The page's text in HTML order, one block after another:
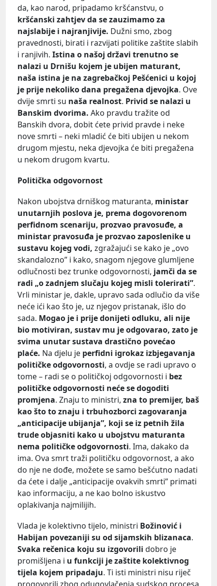
da, kao narod, pripadamo kršćanstvu, o
kršćanski zahtjev da se zauzimamo za
najslabije i najranjivije. Dužni smo, zbog
pravednosti, birati i razvijati politike zaštite slabih
i ranjivih. Istina o našoj državi trenutno se
nalazi u Drnišu kojem je ubijen maturant,
naša istina je na zagrebačkoj Pešćenici u kojoj
je prije nekoliko dana pregažena djevojka. Ove
dvije smrti su naša realnost. Privid se nalazi u
Banskim dvorima. Ako pravdu tražite od
Banskih dvora, dobit ćete privid pravde i neke
nove smrti – neki mladić će biti ubijen u nekom
drugom mjestu, neka djevojka će biti pregažena
u nekom drugom kvartu.
Politička odgovornost
Nakon ubojstva drniškog maturanta, ministar
unutarnjih poslova je, prema dogovorenom
perfidnom scenariju, prozvao pravosuđe, a
ministar pravosuđa je prozvao zaposlenike u
sustavu kojeg vodi, zgražajući se kako je „ovo
skandalozno” i kako, snagom njegove glumljene
odlučnosti bez trunke odgovornosti, jamči da se
radi „o zadnjem slučaju kojeg misli tolerirati”.
Vrli ministar je, dakle, upravo sada odlučio da više
neće ići kao što je, uz njegov pristanak, išlo do
sada. Mogao je i prije donijeti odluku, ali nije
bio motiviran, sustav mu je odgovarao, zato je
svima unutar sustava drastično povećao
plaće. Na djelu je perfidni igrokaz izbjegavanja
političke odgovornosti, a ovdje se radi upravo o
tome – radi se o političkoj odgovornosti i bez
političke odgovornosti neće se dogoditi
promjena. Znaju to ministri, zna to premijer, baš
kao što to znaju i trbuhozborci zagovaranja
„anticipacije ubijanja”, koji se iz petnih žila
trude objasniti kako u ubojstvu maturanta
nema političke odgovornosti. Ima, dakako da
ima. Ova smrt traži političku odgovornost, a ako
do nje ne dođe, možete se samo bešćutno nadati
da ćete i dalje „anticipacije ovakvih smrti” primati
kao informaciju, a ne kao bolno iskustvo
oplakivanja najmilijih.
Vlada je kolektivno tijelo, ministri Božinović i
Habijan povezaniji su od sijamskih blizanaca.
Svaka rečenica koju su izgovorili dobro je
promišljena i u funkciji je zaštite kolektivnog
tijela kojem pripadaju. Ti isti ministri nisu riječ